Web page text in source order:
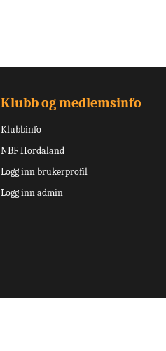
Klubb og medlemsinfo
Klubbinfo
NBF Hordaland
Logg inn brukerprofil
Logg inn admin